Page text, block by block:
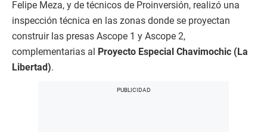
Felipe Meza, y de técnicos de Proinversión, realizó una
inspección técnica en las zonas donde se proyectan
construir las presas Ascope 1 y Ascope 2,
complementarias al
Proyecto Especial Chavimochic (La
Libertad).